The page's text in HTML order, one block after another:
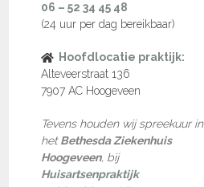
06 – 52 34 45 48
(24 uur per dag bereikbaar)
Hoofdlocatie praktijk:
Alteveerstraat 136
7907 AC Hoogeveen
Tevens houden wij spreekuur in
hetBethesda Ziekenhuis
Hoogeveen, bij
Huisartsenpraktijk